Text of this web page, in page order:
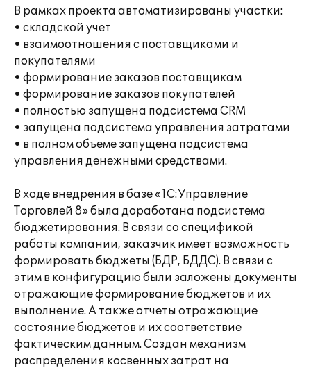
В рамках проекта автоматизированы участки:
• складской учет
• взаимоотношения с поставщиками и
покупателями
• формирование заказов поставщикам
• формирование заказов покупателей
• полностью запущена подсистема CRM
• запущена подсистема управления затратами
• в полном объеме запущена подсистема
управления денежными средствами.
В ходе внедрения в базе «1С:Управление
Торговлей 8» была доработана подсистема
бюджетирования. В связи со спецификой
работы компании, заказчик имеет возможность
формировать бюджеты (БДР, БДДС). В связи с
этим в конфигурацию были заложены документы
отражающие формирование бюджетов и их
выполнение. А также отчеты отражающие
состояние бюджетов и их соответствие
фактическим данным. Создан механизм
распределения косвенных затрат на